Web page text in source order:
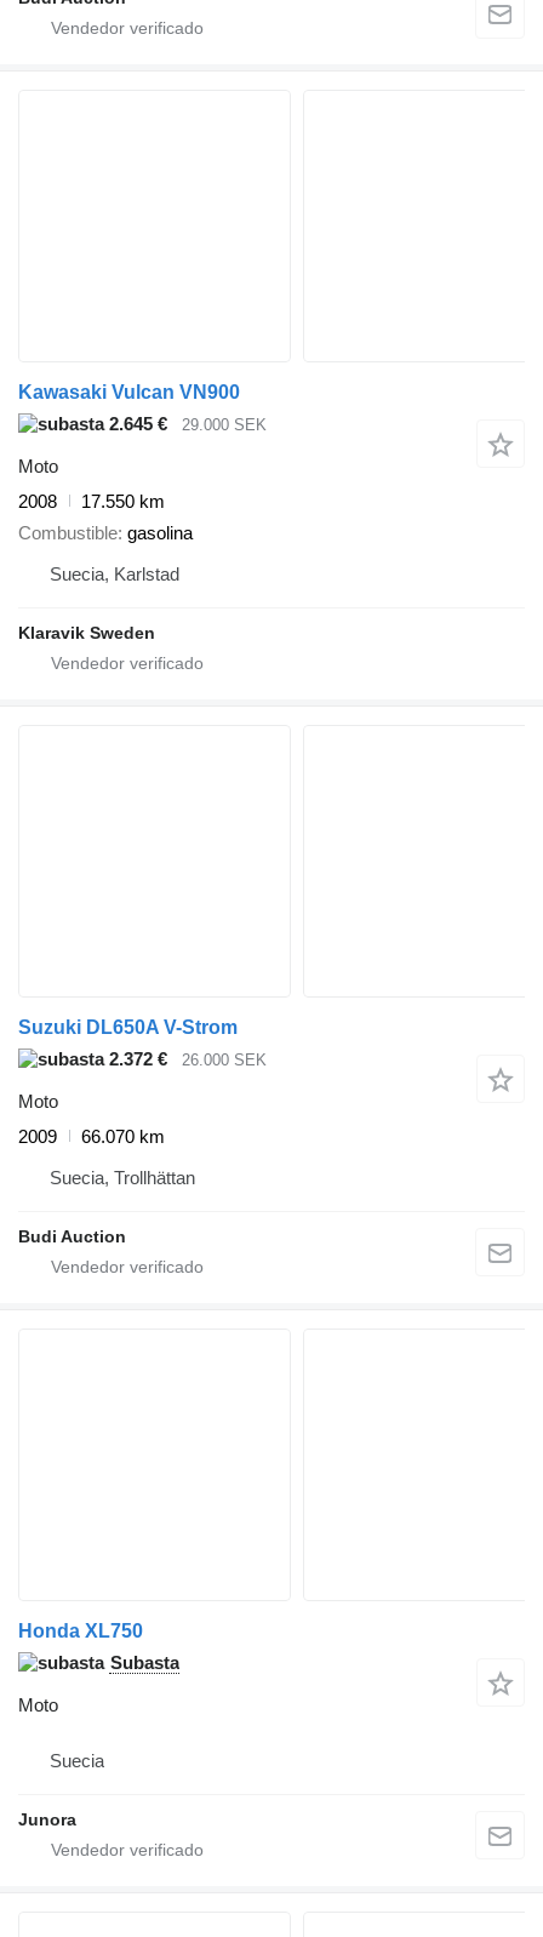
Kawasaki Vulcan VN900
2.645 €
29.000 SEK
Moto
2008
17.550 km
Combustible gasolina
Suecia, Karlstad
Klaravik Sweden
Suzuki DL650A V-Strom
2.372 €
26.000 SEK
Moto
2009
66.070 km
Suecia, Trollhättan
Budi Auction
Honda XL750
Subasta
Moto
Suecia
Junora